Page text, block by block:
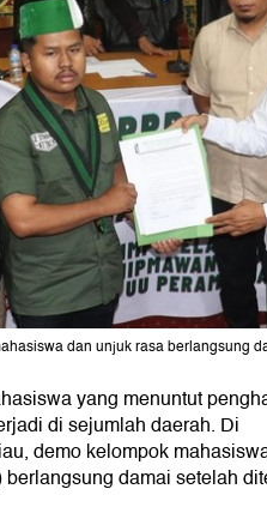
dan unjuk rasa berlangsung
yang menuntut
di sejumlah daerah. Di
demo kelompok
damai setelah